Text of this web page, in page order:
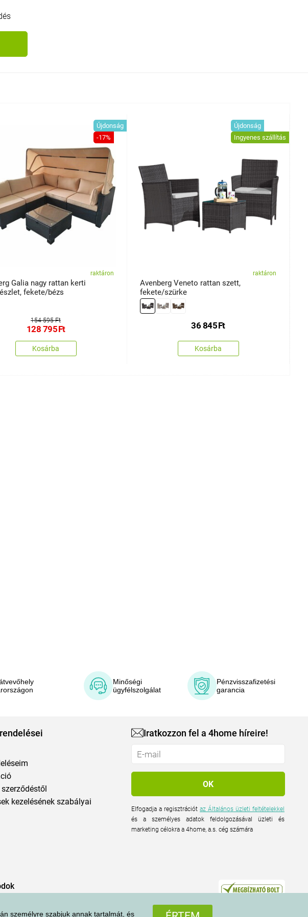
személyre szabjuk annak tartalmát, és
Újdonság
-17%
raktáron
Galia nagy rattan kerti
fekete/bézs
154 595 Ft
128 795Ft
Kosárba
Újdonság
Ingyenes szállítás
raktáron
Avenberg Veneto rattan szett,
fekete/szürke
36 845Ft
Kosárba
Minőségi
ügyfélszolgálat
Pénzvisszafizetési
garancia
kezelésének szabályai
Iratkozzon fel a 4home híreire!
Elfogadja a regisztrációtaz Általános üzleti feltételekkel
és a személyes adatok feldolgozásával üzleti és
marketing célokra a 4home, a.s. cég számára